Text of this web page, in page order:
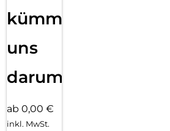
kümmern
uns
darum!
ab 0,00 €
inkl. MwSt.